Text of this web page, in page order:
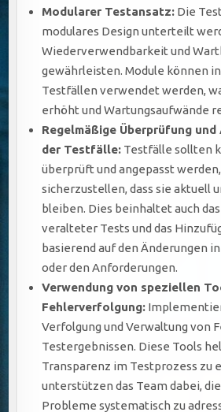
Modularer Testansatz: Die
modulares Design unterteilt
Wiederverwendbarkeit und
gewährleisten. Module können
Testfällen verwendet werden,
erhöht und Wartungsaufwände
Regelmäßige Überprüfung
der Testfälle: Testfälle sollten
überprüft und angepasst
sicherzustellen, dass sie aktuell
bleiben. Dies beinhaltet auch
veralteter Tests und das
basierend auf den Änderungen
oder den Anforderungen.
Verwendung von speziellen
Fehlerverfolgung:
Verfolgung und Verwaltung von
Testergebnissen. Diese Tools
Transparenz im Testprozess zu
unterstützen das Team dabei,
Probleme systematisch zu